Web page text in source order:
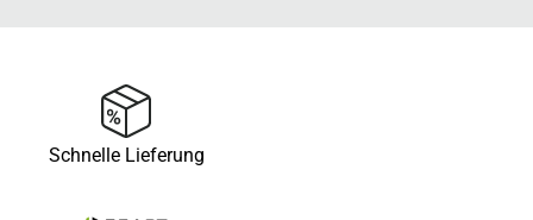
Schnelle Lieferung